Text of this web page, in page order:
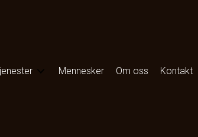
Mennesker Om oss Kontakt